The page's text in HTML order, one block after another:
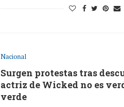
Nacional
Surgen protestas tras
actriz de Wicked no es
verde